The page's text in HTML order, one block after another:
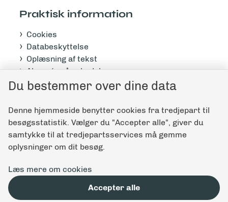
Praktisk information
Cookies
Databeskyttelse
Oplæsning af tekst
Abonnér på nyhedsbrev
Tilgængelighedserklæring
Giv feedback til denne side
Du bestemmer over dine data
Denne hjemmeside benytter cookies fra tredjepart til
besøgsstatistik. Vælger du "Accepter alle", giver du
samtykke til at tredjepartsservices må gemme
oplysninger om dit besøg.
Læs mere om cookies
Accepter alle